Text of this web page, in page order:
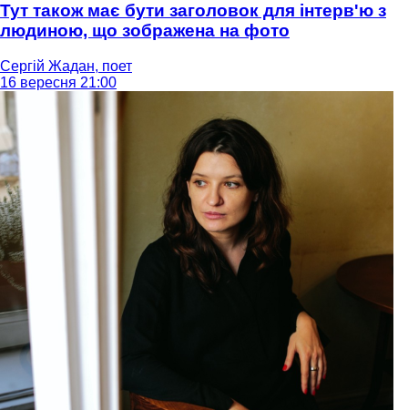
Тут також має бути заголовок для інтерв'ю з
людиною, що зображена на фото
Сергій Жадан, поет
16 вересня 21:00